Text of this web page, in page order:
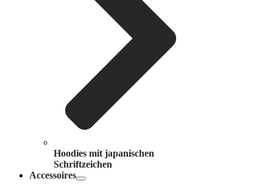
Hoodies mit japanischen
Schriftzeichen
Accessoires